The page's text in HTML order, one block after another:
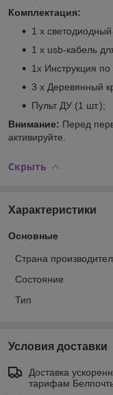
Комплектация:
1 х
1 x usb-кабель
1x Инструкция по
3 х Деревянный
Пульт ДУ (1 шт.);
Внимание: Перед
активируйте.
Скрыть
Характеристики
Основные
Страна
Состояние
Тип
Условия доставки
Доставка
тарифам